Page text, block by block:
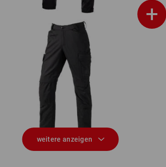
+
Bundhose e.s.trail
weitere anzeigen